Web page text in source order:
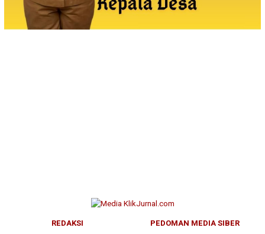
REDAKSI
PEDOMAN MEDIA SIBER